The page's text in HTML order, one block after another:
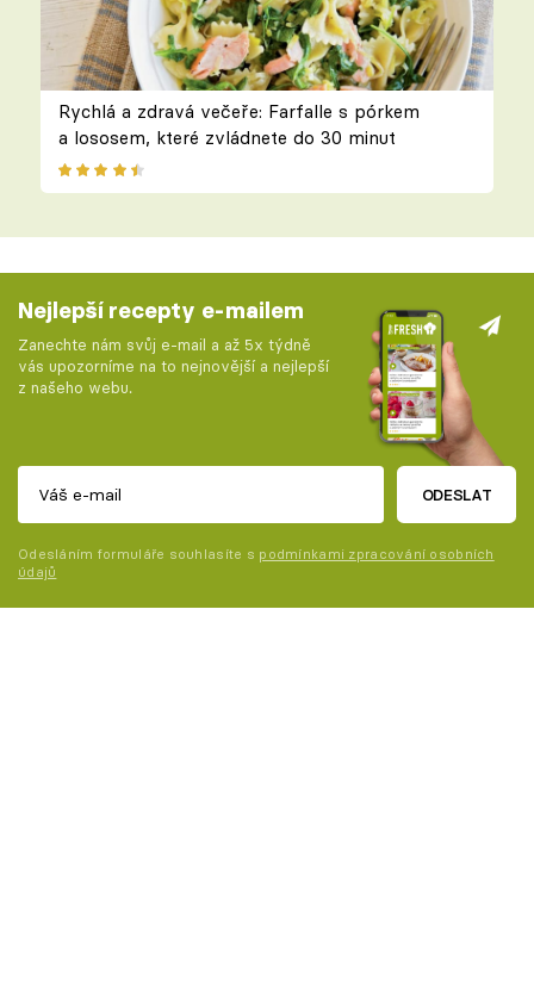
Rychlá a zdravá večeře: Farfalle s pórkem
a lososem, které zvládnete do 30 minut
Nejlepší recepty e-mailem
Zanechte nám svůj e-mail a až 5x týdně
vás upozorníme na to nejnovější a nejlepší
z našeho webu.
ODESLAT
Odesláním formuláře souhlasíte s podmínkami zpracování osobních
údajů